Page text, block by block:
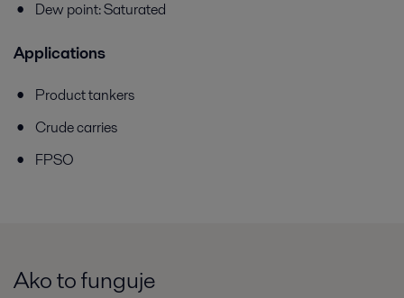
Dew point: Saturated
Applications
Product tankers
Crude carries
FPSO
Ako to funguje